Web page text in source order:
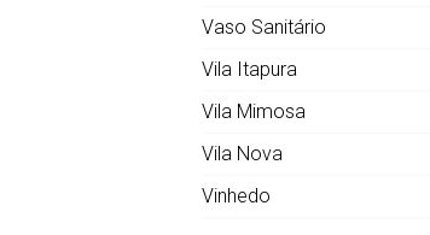
Vaso Sanitário
Vila Itapura
Vila Mimosa
Vila Nova
Vinhedo